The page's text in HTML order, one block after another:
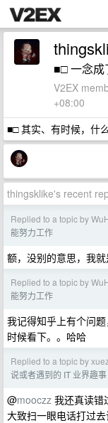
■□ 一念成
V2EX
+08:00
■□ 其实、有时候，什
thingsklike's recent
Replied to a topic by
能努力工作
额，没别的意思，我
Replied to a topic by
能努力工作
我记得知乎上有个问
时候看下。。哈哈
Replied to a topic by
说或者遇到的 IT 业界趣事
@mooczz 我还真读错
大致扫一眼电话打过